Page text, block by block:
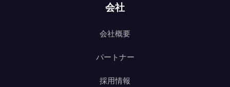
会社
会社概要
パートナー
採用情報